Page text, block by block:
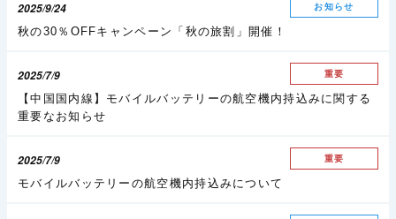
2025/9/24 お知らせ
秋の30％OFFキャンペーン「秋の旅割」開催！
2025/7/9 重要
【中国国内線】モバイルバッテリーの航空機内持込みに関する
重要なお知らせ
2025/7/9 重要
モバイルバッテリーの航空機内持込みについて